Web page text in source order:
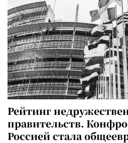
Рейтинг
правительств.
Россией стала